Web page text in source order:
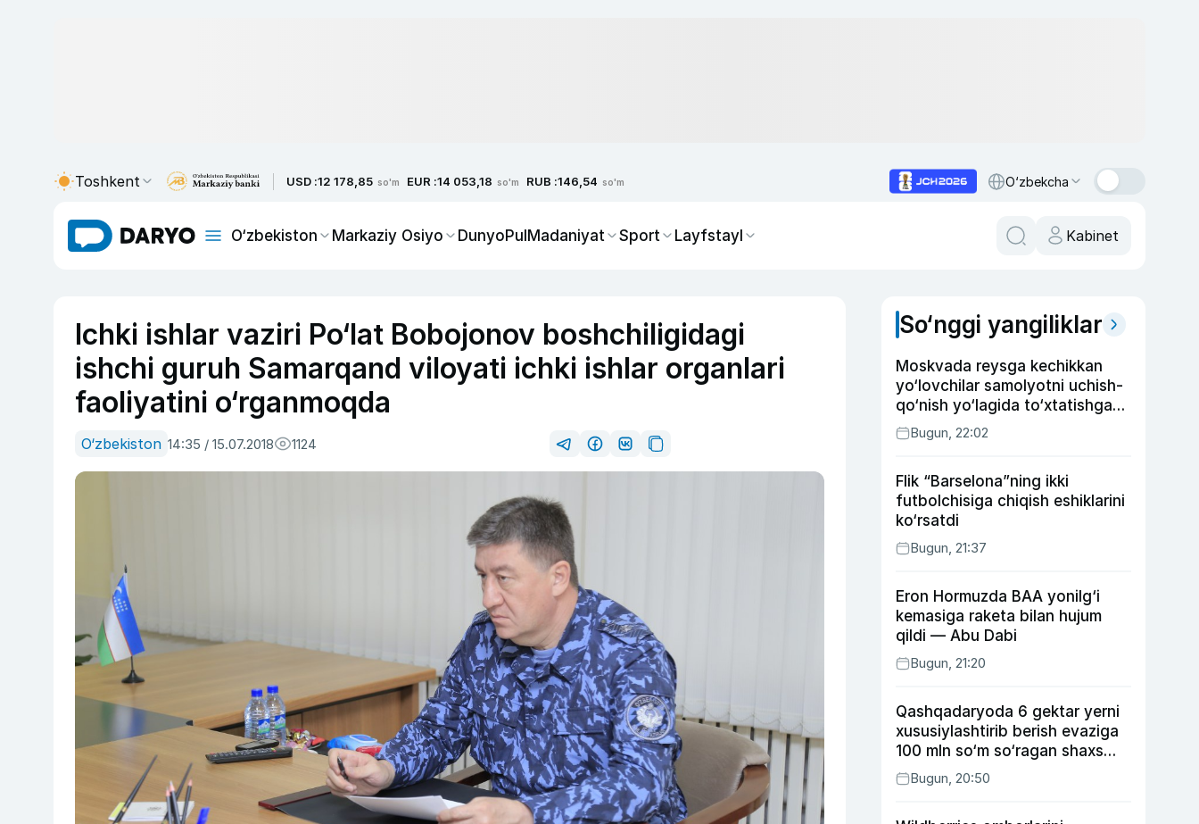
Toshkent USD :12 178,85 so'm EUR :14 053,18 so'm RUB :146,54 so'm O‘zbekcha
O‘zbekiston Markaziy Osiyo DunyoPulMadaniyat Sport Layfstayl Kabinet
Ichki ishlar vaziri Po‘lat Bobojonov boshchiligidagi
ishchi guruh Samarqand viloyati ichki ishlar organlari
faoliyatini o‘rganmoqda
O‘zbekiston 14:35 / 15.07.2018 1124
So‘nggi yangiliklar
Moskvada reysga kechikkan
yo‘lovchilar samolyotni uchish-
qo‘nish yo‘lagida to‘xtatishga
urindi (video)
Bugun, 22:02
Flik “Barselona”ning ikki
futbolchisiga chiqish eshiklarini
ko‘rsatdi
Bugun, 21:37
Eron Hormuzda BAA yonilg‘i
kemasiga raketa bilan hujum
qildi — Abu Dabi
Bugun, 21:20
Qashqadaryoda 6 gektar yerni
xususiylashtirib berish evaziga
100 mln so‘m so‘ragan shaxs
ushlandi
Bugun, 20:50